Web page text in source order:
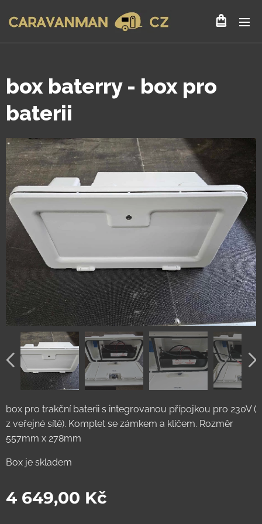
box baterry - box pro
baterii
box pro trakční baterii s integrovanou přípojkou pro 230V (
z veřejné sítě). Komplet se zámkem a klíčem. Rozměr
557mm x 278mm
Box je skladem
4 649,00 Kč